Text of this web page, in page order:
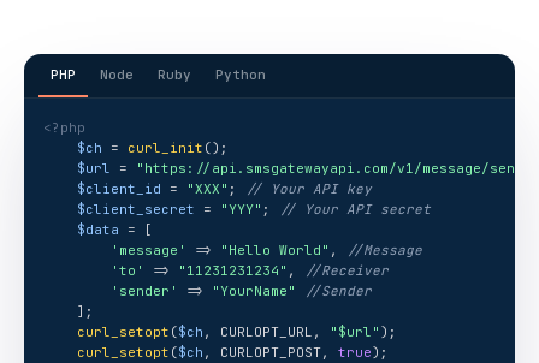
PHP Node Ruby Python
<?php
$ch = curl_init ();
$url = "https://api.smsgatewayapi.com/v1/message/send"
$client_id = "XXX" ;
// Your API key
$client_secret = "YYY" ;
// Your API secret
$data = [
'message'
=> "Hello World" ,
//Message
'to'
=> "11231231234" ,
//Receiver
'sender'
=> "YourName"
//Sender
    ];
curl_setopt ($ch , CURLOPT_URL, "$url" );
curl_setopt ($ch , CURLOPT_POST, true);